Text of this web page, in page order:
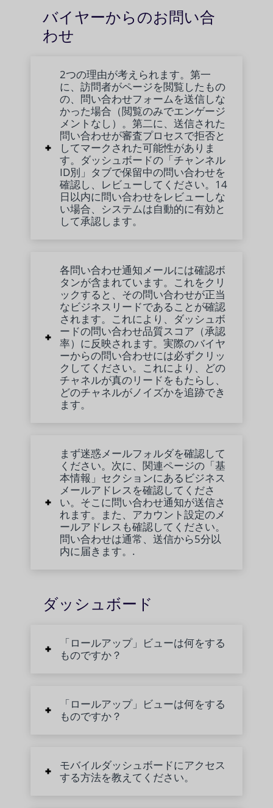
バイヤーからのお問い合
わせ
2つの理由が考えられます。第一
に、訪問者がページを閲覧したもの
の、問い合わせフォームを送信しな
かった場合（閲覧のみでエンゲージ
メントなし）。第二に、送信された
問い合わせが審査プロセスで拒否と
してマークされた可能性がありま
す。ダッシュボードの「チャンネル
ID別」タブで保留中の問い合わせを
確認し、レビューしてください。14
日以内に問い合わせをレビューしな
い場合、システムは自動的に有効と
して承認します。
各問い合わせ通知メールには確認ボ
タンが含まれています。これをクリ
ックすると、その問い合わせが正当
なビジネスリードであることが確認
されます。これにより、ダッシュボ
ードの問い合わせ品質スコア（承認
率）に反映されます。実際のバイヤ
ーからの問い合わせには必ずクリッ
クしてください。これにより、どの
チャネルが真のリードをもたらし、
どのチャネルがノイズかを追跡でき
ます。
まず迷惑メールフォルダを確認して
ください。次に、関連ページの「基
本情報」セクションにあるビジネス
メールアドレスを確認してくださ
い。そこに問い合わせ通知が送信さ
れます。また、アカウント設定のメ
ールアドレスも確認してください。
問い合わせは通常、送信から5分以
内に届きます。.
ダッシュボード
「ロールアップ」ビューは何をする
ものですか？
「ロールアップ」ビューは何をする
ものですか？
モバイルダッシュボードにアクセス
する方法を教えてください。